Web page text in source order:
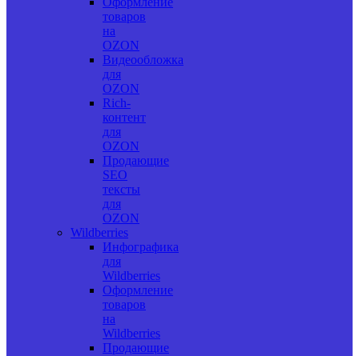
товаров
на
OZON
Видеообложка
для
OZON
Rich-
контент
для
OZON
Продающие
SEO
тексты
для
OZON
Wildberries
Инфографика
для
Wildberries
Оформление
товаров
на
Wildberries
Продающие